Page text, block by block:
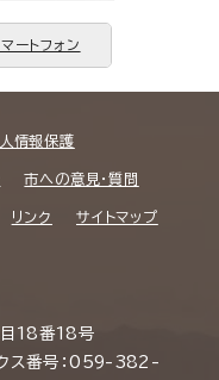
ートフォン
情報保護
市への意見・質問
リンク サイトマップ
18番18号
ス番号：059-382-